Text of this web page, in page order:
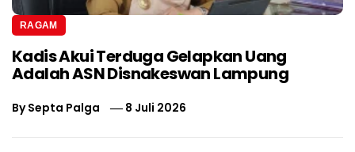
RAGAM
Kadis Akui Terduga Gelapkan Uang
Adalah ASN Disnakeswan Lampung
BySepta Palga 8 Juli 2026